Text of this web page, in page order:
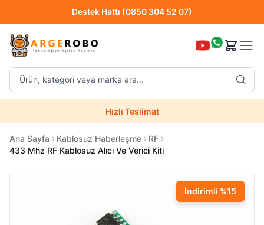
Destek Hattı (0850 304 52 07)
Ürün, kategori veya marka ara...
Destek Hattı (0850 304 52 07)
Hızlı Teslimat
Ana Sayfa Kablosuz Haberleşme
RF
433 Mhz RF Kablosuz Alıcı Ve Verici Kiti
İndirimli %15